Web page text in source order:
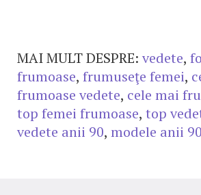
MAI MULT DESPRE: vedete,
frumoase, frumuseţe femei,
frumoase vedete, cele mai
top femei frumoase, top
vedete anii 90, modele anii 90